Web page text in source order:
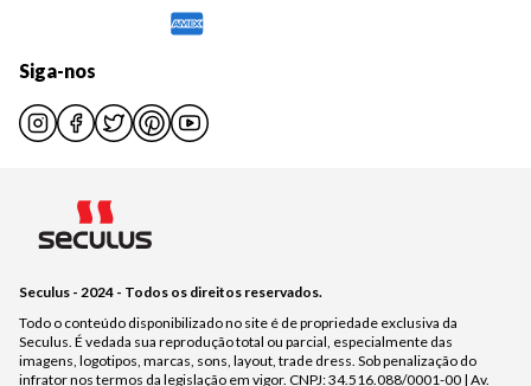
Siga-nos
Seculus - 2024 - Todos os direitos reservados.
Todo o conteúdo disponibilizado no site é de propriedade exclusiva da
Seculus. É vedada sua reprodução total ou parcial, especialmente das
imagens, logotipos, marcas, sons, layout, trade dress. Sob penalização do
infrator nos termos da legislação em vigor. CNPJ: 34.516.088/0001-00 | Av.